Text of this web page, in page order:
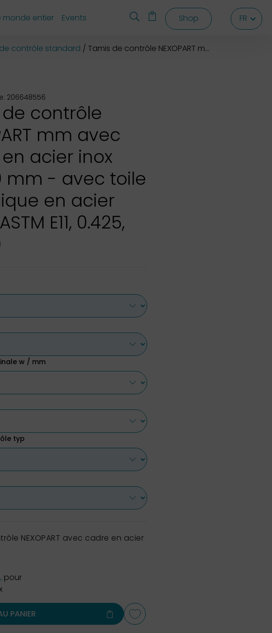
FR FR
monde entier Events Shop FR
contrôle standard Tamis de contrôle NEXOPART mm avec cadre en acier inox 120x40 mm - avec toile métallique en acier inox
206648556
contrôle
mm avec
acier inox
mm - avec toile
en acier
E11, 0.425,
w / mm
typ
NEXOPART avec cadre en acier
pour
PANIER